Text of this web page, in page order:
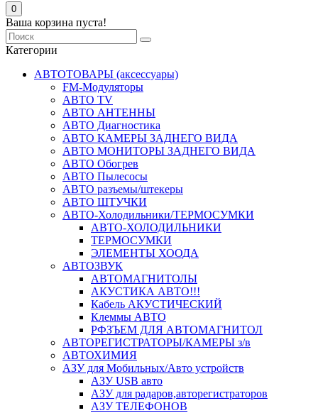
0
Ваша корзина пуста!
Категории
АВТОТОВАРЫ (аксессуары)
FM-Модуляторы
АВТО TV
АВТО АНТЕННЫ
АВТО Диагностика
АВТО КАМЕРЫ ЗАДНЕГО ВИДА
АВТО МОНИТОРЫ ЗАДНЕГО ВИДА
АВТО Обогрев
АВТО Пылесосы
АВТО разъемы/штекеры
АВТО ШТУЧКИ
АВТО-Холодильники/ТЕРМОСУМКИ
АВТО-ХОЛОДИЛЬНИКИ
ТЕРМОСУМКИ
ЭЛЕМЕНТЫ ХООДА
АВТОЗВУК
АВТОМАГНИТОЛЫ
АКУСТИКА АВТО!!!
Кабель АКУСТИЧЕСКИЙ
Клеммы АВТО
РФЗЪЕМ ДЛЯ АВТОМАГНИТОЛ
АВТОРЕГИСТРАТОРЫ/КАМЕРЫ з/в
АВТОХИМИЯ
АЗУ для Мобильных/Авто устройств
АЗУ USB авто
АЗУ для радаров,авторегистраторов
АЗУ ТЕЛЕФОНОВ